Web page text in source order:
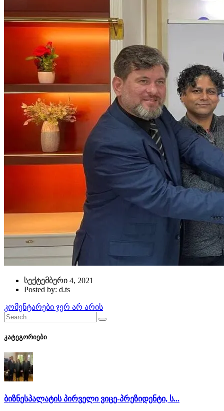
სექტემბერი 4, 2021
Posted by: d.ts
კომენტარები ჯერ არ არის
კატეგორიები
ბიზნესპალატის პირველი ვიცე-პრეზიდენტი, ს...